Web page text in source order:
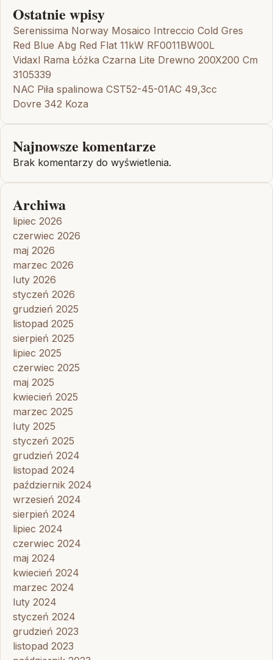
Ostatnie wpisy
Serenissima Norway Mosaico Intreccio Cold Gres
Red Blue Abg Red Flat 11kW RF0011BW00L
Vidaxl Rama Łóżka Czarna Lite Drewno 200X200 Cm
3105339
NAC Piła spalinowa CST52-45-01AC 49,3cc
Dovre 342 Koza
Najnowsze komentarze
Brak komentarzy do wyświetlenia.
Archiwa
lipiec 2026
czerwiec 2026
maj 2026
marzec 2026
luty 2026
styczeń 2026
grudzień 2025
listopad 2025
sierpień 2025
lipiec 2025
czerwiec 2025
maj 2025
kwiecień 2025
marzec 2025
luty 2025
styczeń 2025
grudzień 2024
listopad 2024
październik 2024
wrzesień 2024
sierpień 2024
lipiec 2024
czerwiec 2024
maj 2024
kwiecień 2024
marzec 2024
luty 2024
styczeń 2024
grudzień 2023
listopad 2023